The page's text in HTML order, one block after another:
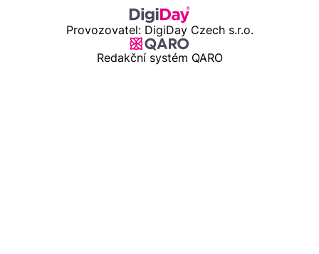
Provozovatel: DigiDay Czech s.r.o.
Redakční systém QARO